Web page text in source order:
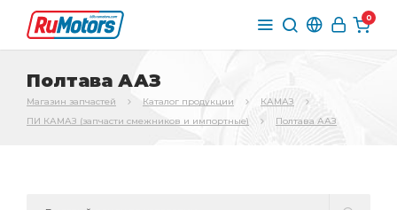
0
Полтава ААЗ
Магазин запчастей Каталог продукции
КАМАЗ
ПИ КАМАЗ (запчасти смежников и импортные)
Полтава ААЗ